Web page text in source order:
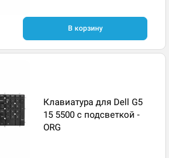
В корзину
Клавиатура для Dell G5
15 5500 с подсветкой -
ORG